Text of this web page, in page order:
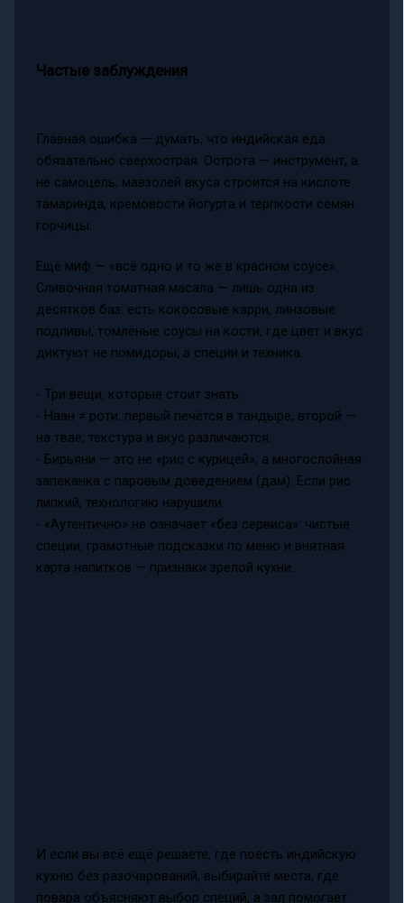
Частые заблуждения
Главная ошибка — думать, что индийская еда
обязательно сверхострая. Острота — инструмент, а
не самоцель; мавзолей вкуса строится на кислоте
тамаринда, кремовости йогурта и терпкости семян
горчицы.
Ещё миф — «всё одно и то же в красном соусе».
Сливочная томатная масала — лишь одна из
десятков баз: есть кокосовые карри, линзовые
подливы, томлёные соусы на кости, где цвет и вкус
диктуют не помидоры, а специи и техника.
- Три вещи, которые стоит знать:
- Наан ≠ роти: первый печётся в тандыре, второй —
на твае; текстура и вкус различаются.
- Бирьяни — это не «рис с курицей», а многослойная
запеканка с паровым доведением (дам). Если рис
липкий, технологию нарушили.
- «Аутентично» не означает «без сервиса»: чистые
специи, грамотные подсказки по меню и внятная
карта напитков — признаки зрелой кухни.
И если вы всё ещё решаете, где поесть индийскую
кухню без разочарований, выбирайте места, где
повара объясняют выбор специй, а зал помогает